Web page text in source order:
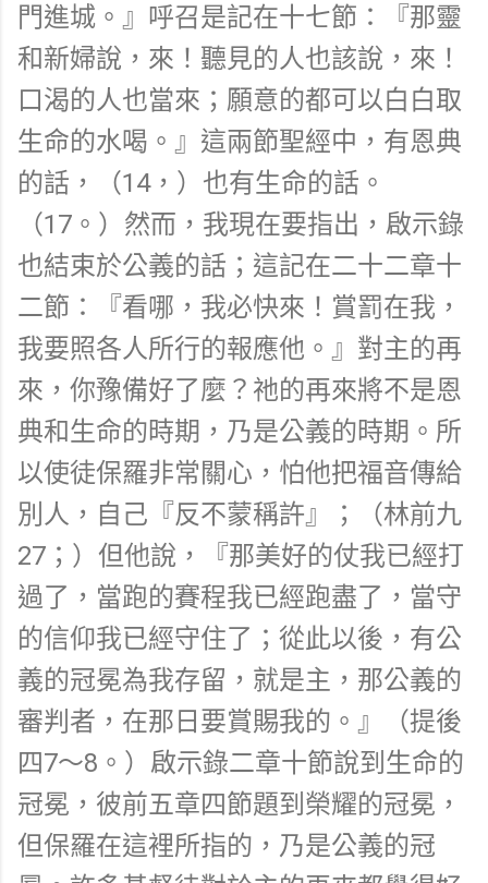
門進城。』呼召是記在十七節：『那靈
和新婦說，來！聽見的人也該說，來！
口渴的人也當來；願意的都可以白白取
生命的水喝。』這兩節聖經中，有恩典
的話，（14，）也有生命的話。
（17。）然而，我現在要指出，啟示錄
也結束於公義的話；這記在二十二章十
二節：『看哪，我必快來！賞罰在我，
我要照各人所行的報應他。』對主的再
來，你豫備好了麼？祂的再來將不是恩
典和生命的時期，乃是公義的時期。所
以使徒保羅非常關心，怕他把福音傳給
別人，自己『反不蒙稱許』；（林前九
27；）但他說，『那美好的仗我已經打
過了，當跑的賽程我已經跑盡了，當守
的信仰我已經守住了；從此以後，有公
義的冠冕為我存留，就是主，那公義的
審判者，在那日要賞賜我的。』（提後
四7～8。）啟示錄二章十節說到生命的
冠冕，彼前五章四節題到榮耀的冠冕，
但保羅在這裡所指的，乃是公義的冠